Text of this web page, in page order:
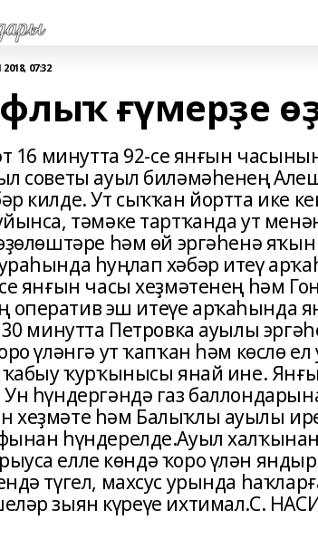
07:32
ғүмерҙе
16 минутта 92-се янғын
советы ауыл биләмәһенең
килде. Ут сыҡҡан йортта ике
тәмәке тартҡанда ут
һәм өй эргәһенә
һуңлап хәбәр итеү
янғын часы хеҙмәтенең һәм
эш итеүе арҡаһында
30 минутта Петровка ауылы
үләнгә ут ҡапҡан һәм көслө
ҡабыу ҡурҡынысы янай ине.
һүндергәндә газ
хеҙмәте һәм Балыҡлы ауылы
һүндерелде.Ауыл
елле көндә ҡоро үлән
түгел, махсус урында
зыян күреүе ихтимал.С.